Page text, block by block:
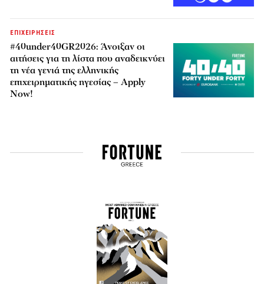
ΕΠΙΧΕΙΡΗΣΕΙΣ
#40under40GR2026: Άνοιξαν οι
αιτήσεις για τη λίστα που αναδεικνύει
τη νέα γενιά της ελληνικής
επιχειρηματικής ηγεσίας – Apply
Now!